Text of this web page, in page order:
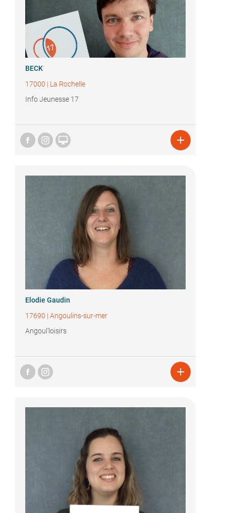
BECK
17000 | La Rochelle
Info Jeunesse 17
 
Elodie Gaudin
17690 | Angoulins-sur-mer
Angoul'loisirs
